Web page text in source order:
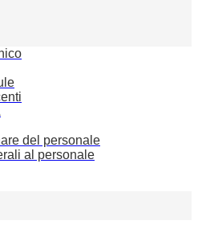
del personale
al personale